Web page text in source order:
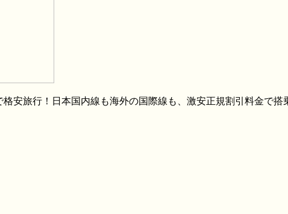
安旅行！日本国内線も海外の国際線も、激安正規割引料金で搭